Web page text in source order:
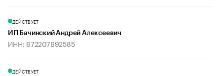
ДЕЙСТВУЕТ
ИП Бачинский Андрей Алексеевич
ИНН: 672207692585
ДЕЙСТВУЕТ